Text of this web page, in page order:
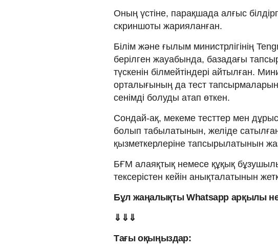
Оның үстіне, парақшада алғыс
скриншоты жарияланған.
Білім және ғылым министрлігінің
берілген жауабында, базадағы
түскенін білмейтіндері айтылған.
орталығының да тест
сенімді болуды атап өткен.
Сондай-ақ, мекеме тесттер мен
болып табылатынын, желіде
қызметкерлеріне тапсырылатынын
БҒМ алаяқтық немесе құқық
тексерістен кейін анықталатынын
Бұл жаңалықты Whatsapp арқылы
⇓⇓⇓
Тағы оқыңыздар: